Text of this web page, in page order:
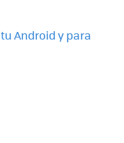
Android y para